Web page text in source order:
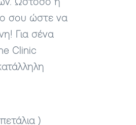
Ωστόσο η
σου ώστε να
Για σένα
Clinic
)